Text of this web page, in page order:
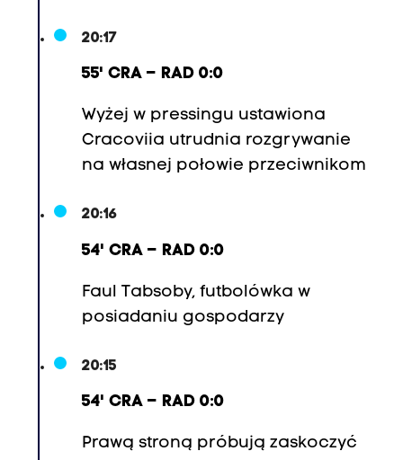
20:17
55' CRA – RAD 0:0
Wyżej w pressingu ustawiona
Cracoviia utrudnia rozgrywanie
na własnej połowie przeciwnikom
20:16
54' CRA – RAD 0:0
Faul Tabsoby, futbolówka w
posiadaniu gospodarzy
20:15
54' CRA – RAD 0:0
Prawą stroną próbują zaskoczyć